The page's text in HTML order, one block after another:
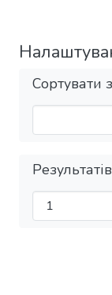
Сортувати